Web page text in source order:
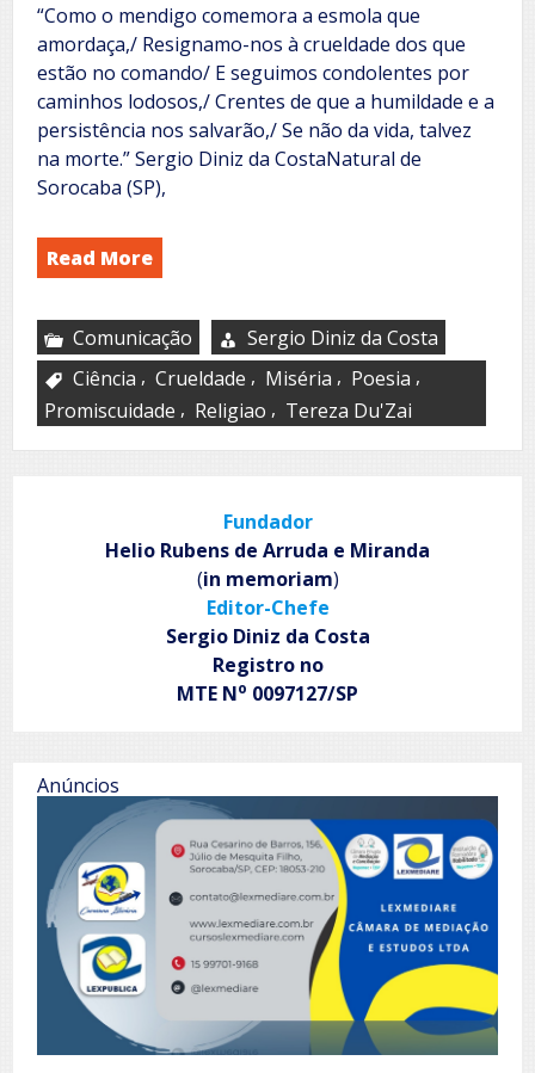
“Como o mendigo comemora a esmola que
amordaça,/ Resignamo-nos à crueldade dos que
estão no comando/ E seguimos condolentes por
caminhos lodosos,/ Crentes de que a humildade e a
persistência nos salvarão,/ Se não da vida, talvez
na morte.” Sergio Diniz da CostaNatural de
Sorocaba (SP),
Read More
Comunicação
Sergio Diniz da Costa
Ciência , Crueldade , Miséria , Poesia ,
Promiscuidade , Religiao , Tereza Du'Zai
Fundador
Helio Rubens de Arruda e Miranda
(in memoriam)
Editor-Chefe
Sergio Diniz da Costa
Registro no
MTE No 0097127/SP
Anúncios